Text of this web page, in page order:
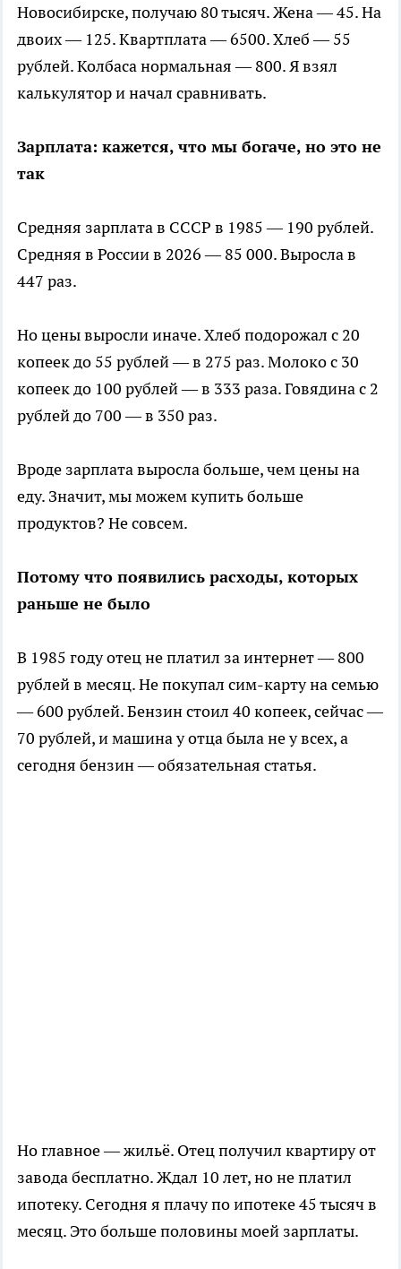
Новосибирске, получаю 80 тысяч. Жена — 45. На
двоих — 125. Квартплата — 6500. Хлеб — 55
рублей. Колбаса нормальная — 800. Я взял
калькулятор и начал сравнивать.
Зарплата: кажется, что мы богаче, но это не
так
Средняя зарплата в СССР в 1985 — 190 рублей.
Средняя в России в 2026 — 85 000. Выросла в
447 раз.
Но цены выросли иначе. Хлеб подорожал с 20
копеек до 55 рублей — в 275 раз. Молоко с 30
копеек до 100 рублей — в 333 раза. Говядина с 2
рублей до 700 — в 350 раз.
Вроде зарплата выросла больше, чем цены на
еду. Значит, мы можем купить больше
продуктов? Не совсем.
Потому что появились расходы, которых
раньше не было
В 1985 году отец не платил за интернет — 800
рублей в месяц. Не покупал сим-карту на семью
— 600 рублей. Бензин стоил 40 копеек, сейчас —
70 рублей, и машина у отца была не у всех, а
сегодня бензин — обязательная статья.
Но главное — жильё. Отец получил квартиру от
завода бесплатно. Ждал 10 лет, но не платил
ипотеку. Сегодня я плачу по ипотеке 45 тысяч в
месяц. Это больше половины моей зарплаты.